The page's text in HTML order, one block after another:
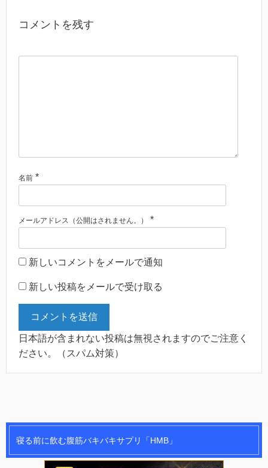
コメントを残す
名前 *
メールアドレス（公開はされません。） *
新しいコメントをメールで通知
新しい投稿をメールで受け取る
日本語が含まれない投稿は無視されますのでご注意く
ださい。（スパム対策）
寝る前に飲む腹筋バキバキサプリ「HMB」